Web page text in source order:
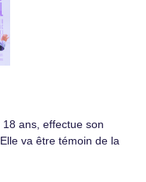
ans, effectue son
va être témoin de la